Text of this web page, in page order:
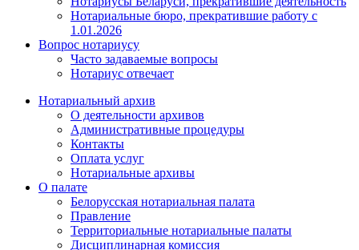
Нотариальные бюро, прекратившие работу с
1.01.2026
Вопрос нотариусу
Часто задаваемые вопросы
Нотариус отвечает
Нотариальный архив
О деятельности архивов
Административные процедуры
Контакты
Оплата услуг
Нотариальные архивы
О палате
Белорусская нотариальная палата
Правление
Территориальные нотариальные палаты
Дисциплинарная комиссия